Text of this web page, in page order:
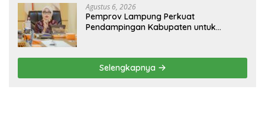
Agustus 6, 2026
Pemprov Lampung Perkuat
Pendampingan Kabupaten untuk
Selengkapnya